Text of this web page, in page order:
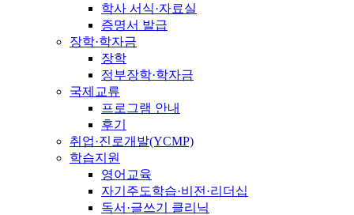
학사 서식·자료실
증명서 발급
장학·학자금
장학
정부장학·학자금
국제교류
프로그램 안내
후기
취업·진로개발(YCMP)
학습지원
영어교육
자기주도학습·비전·리더십
독서·글쓰기 클리닉